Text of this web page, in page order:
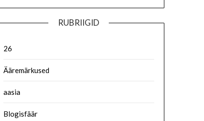
RUBRIIGID
26
Ääremärkused
aasia
Blogisfäär